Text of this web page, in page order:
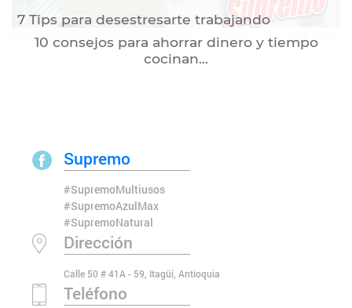
7 Tips para desestresarte trabajando
10 consejos para ahorrar dinero y tiempo
cocinan...
Supremo
#SupremoMultiusos
#SupremoAzulMax
#SupremoNatural
Dirección
Calle 50 # 41A - 59, Itagüí, Antioquia
Teléfono